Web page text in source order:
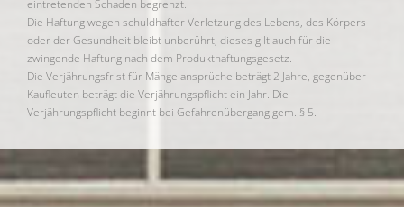
eintretenden Schaden begrenzt.
Die Haftung wegen schuldhafter Verletzung des Lebens, des Körpers
oder der Gesundheit bleibt unberührt, dieses gilt auch für die
zwingende Haftung nach dem Produkthaftungsgesetz.
Die Verjährungsfrist für Mängelansprüche beträgt 2 Jahre, gegenüber
Kaufleuten beträgt die Verjährungspflicht ein Jahr. Die
Verjährungspflicht beginnt bei Gefahrenübergang gem. § 5.